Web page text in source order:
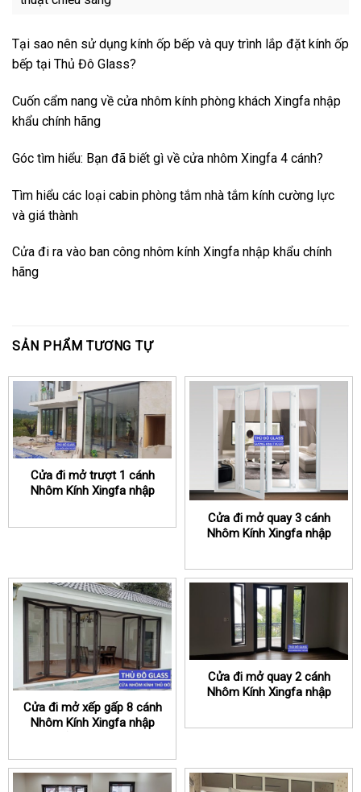
Tại sao nên sử dụng kính ốp bếp và quy trình lắp đặt kính ốp
bếp tại Thủ Đô Glass?
Cuốn cẩm nang về cửa nhôm kính phòng khách Xingfa nhập
khẩu chính hãng
Góc tìm hiểu: Bạn đã biết gì về cửa nhôm Xingfa 4 cánh?
Tìm hiểu các loại cabin phòng tắm nhà tắm kính cường lực
và giá thành
Cửa đi ra vào ban công nhôm kính Xingfa nhập khẩu chính
hãng
SẢN PHẨM TƯƠNG TỰ
Cửa đi mở trượt 1 cánh
Nhôm Kính Xingfa nhập
Cửa đi mở quay 3 cánh
Nhôm Kính Xingfa nhập
Cửa đi mở xếp gấp 8 cánh
Nhôm Kính Xingfa nhập
Cửa đi mở quay 2 cánh
Nhôm Kính Xingfa nhập